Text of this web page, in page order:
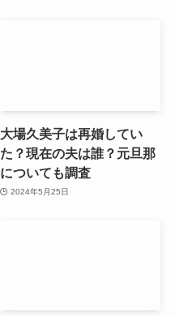
大場久美子は再婚してい
た？現在の夫は誰？元旦那
についても調査
2024年5月25日